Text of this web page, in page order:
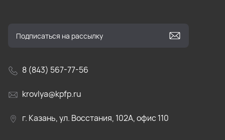
8 (843) 567-77-56
krovlya@kpfp.ru
г. Казань, ул. Восстания, 102А, офис 110